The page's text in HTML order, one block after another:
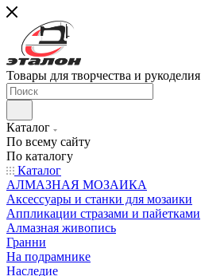
Товары для творчества и рукоделия
Каталог
По всему сайту
По каталогу
Каталог
АЛМАЗНАЯ МОЗАИКА
Аксессуары и станки для мозаики
Аппликации стразами и пайетками
Алмазная живопись
Гранни
На подрамнике
Наследие